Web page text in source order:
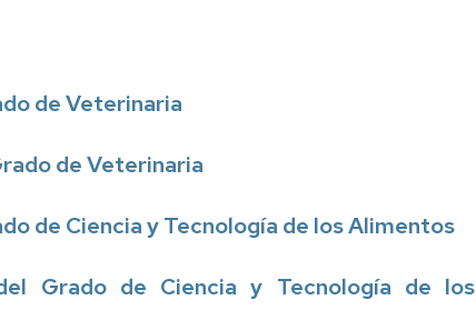
de Veterinaria
de Veterinaria
de Ciencia y Tecnología de los Alimentos
Grado de Ciencia y Tecnología de los